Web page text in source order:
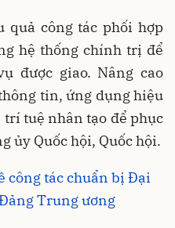
quả công tác phối hợp
hệ thống chính trị để
được giao. Nâng cao
tin, ứng dụng hiệu
tuệ nhân tạo để phục
ủy Quốc hội, Quốc hội.
công tác chuẩn bị Đại
Trung ương